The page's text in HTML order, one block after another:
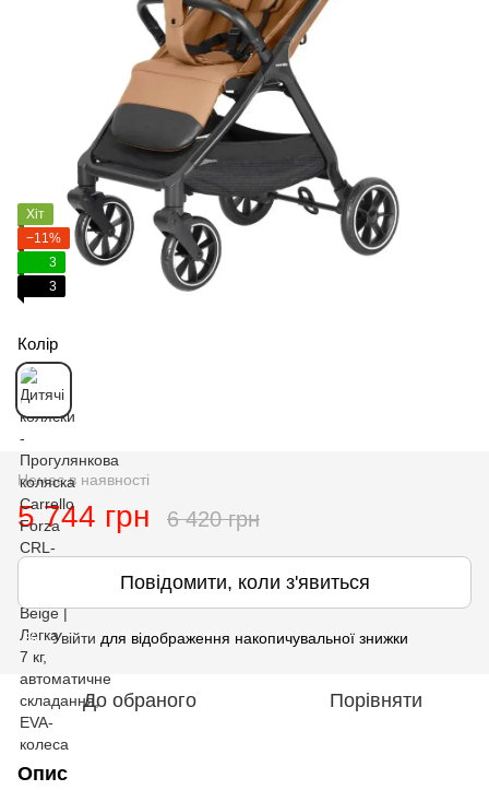
Хіт
−11%
3
3
Колір
Немає в наявності
5 744 грн 6 420 грн
Повідомити, коли з'явиться
% Увійти для відображення накопичувальної знижки
До обраного Порівняти
Опис